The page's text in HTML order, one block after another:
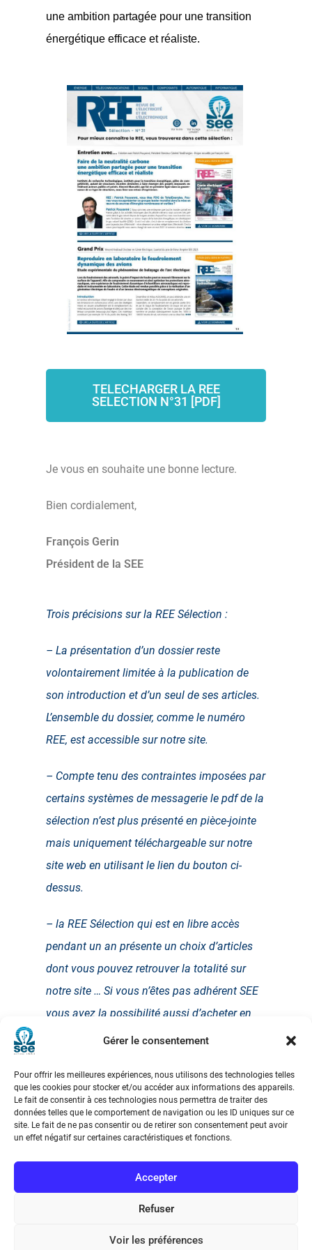
Gérer le consentement
Pour offrir les meilleures expériences, nous utilisons des technologies telles
que les cookies pour stocker et/ou accéder aux informations des appareils.
Le fait de consentir à ces technologies nous permettra de traiter des
données telles que le comportement de navigation ou les ID uniques sur ce
site. Le fait de ne pas consentir ou de retirer son consentement peut avoir
un effet négatif sur certaines caractéristiques et fonctions.
Accepter
Refuser
Voir les préférences
une ambition partagée pour une transition
énergétique efficace et réaliste.
TELECHARGER LA REE
SELECTION N°31 [PDF]
Je vous en souhaite une bonne lecture.
Bien cordialement,
François Gerin
Président de la SEE
Trois précisions sur la REE Sélection :
– La présentation d’un dossier reste
volontairement limitée à la publication de
son introduction et d’un seul de ses articles.
L’ensemble du dossier, comme le numéro
REE, est accessible sur notre site.
– Compte tenu des contraintes imposées par
certains systèmes de messagerie le pdf de la
sélection n’est plus présenté en pièce-jointe
mais uniquement téléchargeable sur notre
site web en utilisant le lien du bouton ci-
dessus.
– la REE Sélection qui est en libre accès
pendant un an présente un choix d’articles
dont vous pouvez retrouver la totalité sur
notre site … Si vous n’êtes pas adhérent SEE
vous avez la possibilité aussi d’acheter en
quelques minutes la version pdf des